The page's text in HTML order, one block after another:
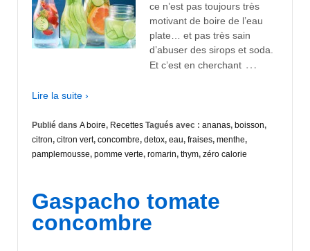
ce n’est pas toujours très
motivant de boire de l’eau
plate… et pas très sain
d’abuser des sirops et soda.
Et c’est en cherchant …
Lire la suite ›
Publié dans A boire, Recettes Tagués avec : ananas, boisson,
citron, citron vert, concombre, detox, eau, fraises, menthe,
pamplemousse, pomme verte, romarin, thym, zéro calorie
Gaspacho tomate
concombre